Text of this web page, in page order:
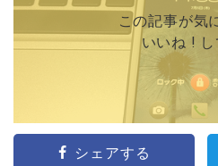
この記事が気
いいね !
シェアする